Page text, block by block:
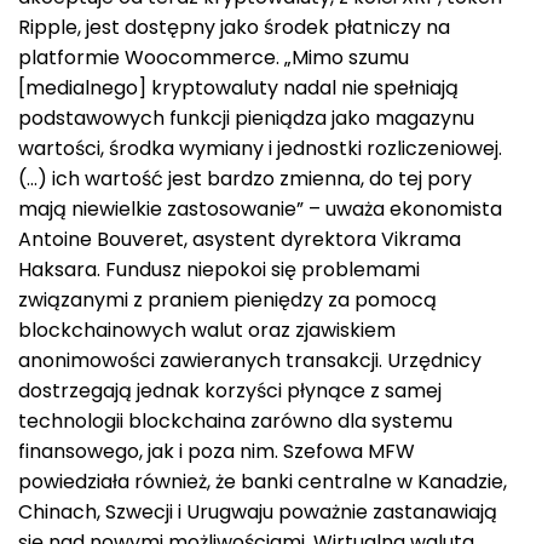
Ripple, jest dostępny jako środek płatniczy na
platformie Woocommerce. „Mimo szumu
[medialnego] kryptowaluty nadal nie spełniają
podstawowych funkcji pieniądza jako magazynu
wartości, środka wymiany i jednostki rozliczeniowej.
(…) ich wartość jest bardzo zmienna, do tej pory
mają niewielkie zastosowanie” – uważa ekonomista
Antoine Bouveret, asystent dyrektora Vikrama
Haksara. Fundusz niepokoi się problemami
związanymi z praniem pieniędzy za pomocą
blockchainowych walut oraz zjawiskiem
anonimowości zawieranych transakcji. Urzędnicy
dostrzegają jednak korzyści płynące z samej
technologii blockchaina zarówno dla systemu
finansowego, jak i poza nim. Szefowa MFW
powiedziała również, że ​​banki centralne w Kanadzie,
Chinach, Szwecji i Urugwaju poważnie zastanawiają